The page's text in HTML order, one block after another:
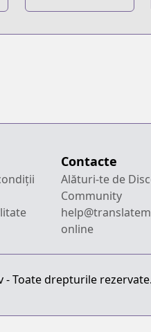
Contacte
Alături-te de
Community
online
Toate drepturile rezervate.